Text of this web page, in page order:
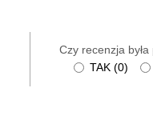
Czy recenzja
TAK (0)